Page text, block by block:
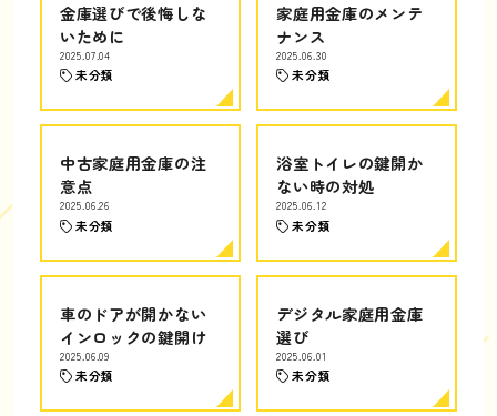
金庫選びで後悔しな
いために
2025.07.04
未分類
家庭用金庫のメンテ
ナンス
2025.06.30
未分類
中古家庭用金庫の注
意点
2025.06.26
未分類
浴室トイレの鍵開か
ない時の対処
2025.06.12
未分類
車のドアが開かない
インロックの鍵開け
2025.06.09
未分類
デジタル家庭用金庫
選び
2025.06.01
未分類